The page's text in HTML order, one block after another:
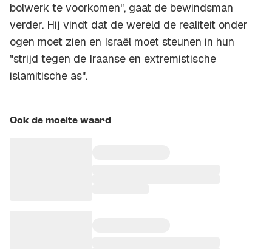
bolwerk te voorkomen", gaat de bewindsman
verder. Hij vindt dat de wereld de realiteit onder
ogen moet zien en Israël moet steunen in hun
"strijd tegen de Iraanse en extremistische
islamitische as".
Ook de moeite waard